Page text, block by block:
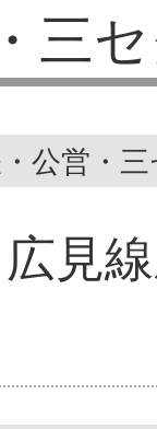
三
公営・
見